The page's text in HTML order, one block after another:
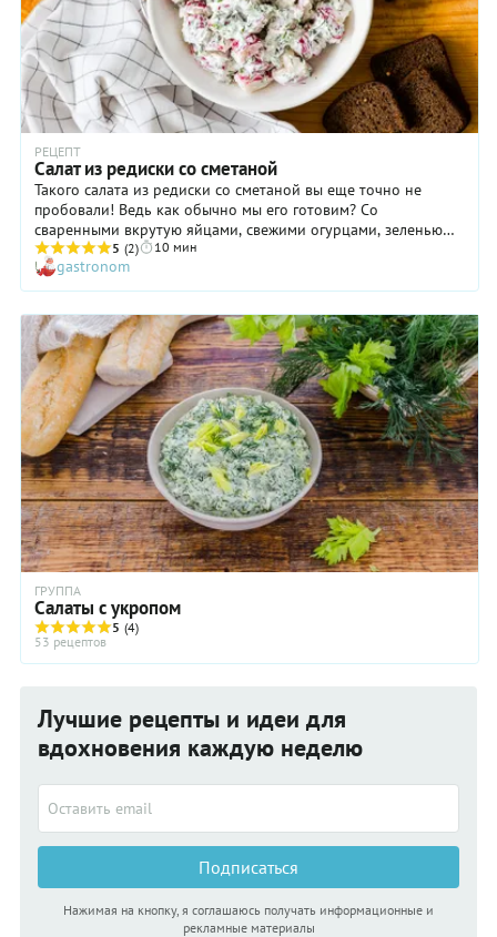
РЕЦЕПТ
Салат из редиски со сметаной
Такого салата из редиски со сметаной вы еще точно не
пробовали! Ведь как обычно мы его готовим? Со
сваренными вкрутую яйцами, свежими огурцами, зеленью…
А в нашем случае редиска дополняется лишь укропом, да
жирной сметаной. Хотя не совсем так: мы не упомянули
самой главной «фишки» салата — ягод можжевельника. Они
разминаются с солью и потом уже соединяются с редиской и
укропом. Благодаря такой добавке салат приобретает
головокружительный аромат, да и вкус его становится очень
оригинальным.
5 (2) 10 мин
gastronom
ГРУППА
Салаты с укропом
5 (4)
53 рецептов
Лучшие рецепты и идеи для
вдохновения каждую неделю
Подписаться
Нажимая на кнопку, я соглашаюсь получать информационные и
рекламные материалы